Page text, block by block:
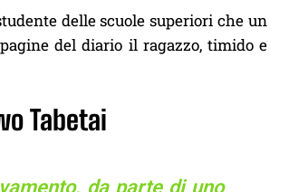
delle scuole superiori che un
del diario il ragazzo, timido e
Tabetai
da parte di uno